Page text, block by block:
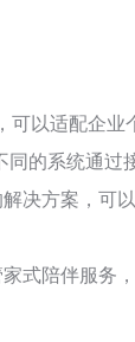
以适配企
的系统通过
决方案，可
式陪伴服务